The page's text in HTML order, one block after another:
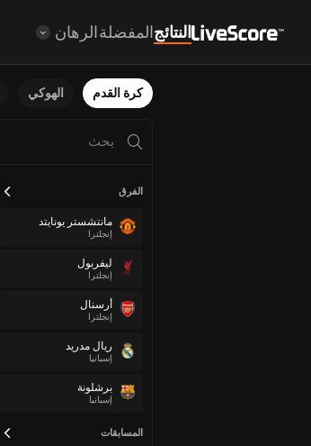
النتائجالمفضلةالرهان
كرة القدم الهوكي
الفرق
مانتشستر يونايتد
إنجلترا
ليفربول
إنجلترا
أرسنال
إنجلترا
ريال مدريد
إسبانيا
برشلونة
إسبانيا
المسابقات